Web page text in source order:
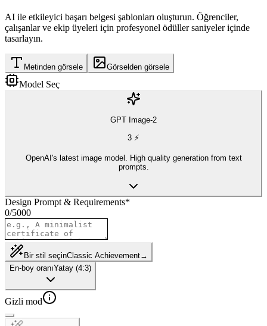
AI ile etkileyici başarı belgesi şablonları oluşturun. Öğrenciler,
çalışanlar ve ekip üyeleri için profesyonel ödüller saniyeler içinde
tasarlayın.
Metinden görsele Görselden görsele
Model Seç
GPT Image-2
3 ⚡
OpenAI's latest image model. High quality generation from text
prompts.
Design Prompt & Requirements*
0/5000
Bir stil seçinClassic Achievement→
En-boy oranıYatay (4:3)
Gizli mod